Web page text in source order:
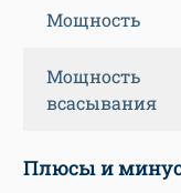
Мощность
Мощность
всасывания
Плюсы и